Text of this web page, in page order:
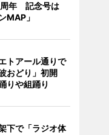
年 記念号は
MAP」
トアール通りで
おどり」初開
りや組踊り
下で「ラジオ体